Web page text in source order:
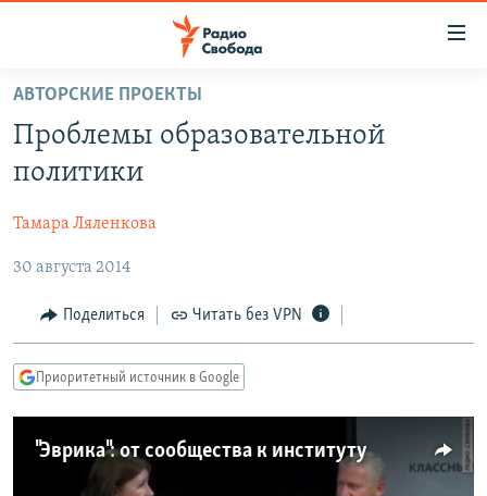
упрощенного
доступа
основному
Вернутся
главной
навигации
Вернутся
ПРОГРАММЫ
ПОДКАСТЫ
ЦИТАТЫ СВОБОДЫ
МНЕНИЯ
КУЛЬТУРА
IDEL.РЕАЛИИ
КАВКАЗ.РЕАЛИИ
СИБИРЬ.РЕАЛИИ
АВТОРСКИЕ ПРОЕКТЫ
Проблемы образовательной
политики
Тамара Ляленкова
30 августа 2014
Поделиться Читать без VPN
Приоритетный источник в Google
"Эврика": от сообщества к институту